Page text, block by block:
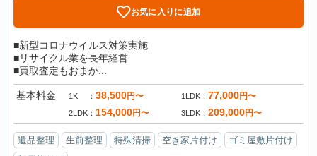
お気に入りに追加
■新型コロナウイルス対策実施
■リサイクル業を長年経営
■買取査定もおまか...
基本料金 1K 38,500円〜 1LDK 77,000円〜
2LDK 154,000円〜 3LDK 209,000円〜
遺品整理 生前整理 特殊清掃 空き家片付け
ゴミ屋敷片付け